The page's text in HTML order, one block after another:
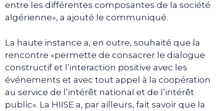
entre les différentes composantes de la société
algérienne», a ajouté le communiqué.
La haute instance a, en outre, souhaité que la
rencontre «permette de consacrer le dialogue
constructif et l’interaction positive avec les
événements et avec tout appel à la coopération
au service de l’intérêt national et de l’intérêt
public». La HIISE a, par ailleurs, fait savoir que la